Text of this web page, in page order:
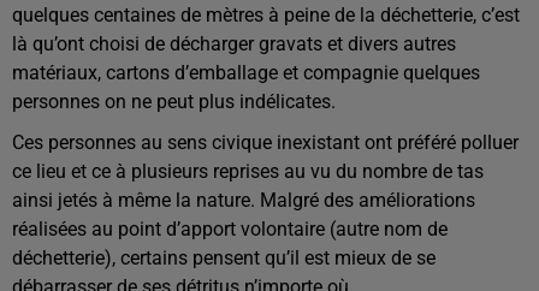
quelques centaines de mètres à peine de la déchetterie, c’est
là qu’ont choisi de décharger gravats et divers autres
matériaux, cartons d’emballage et compagnie quelques
personnes on ne peut plus indélicates.
Ces personnes au sens civique inexistant ont préféré polluer
ce lieu et ce à plusieurs reprises au vu du nombre de tas
ainsi jetés à même la nature. Malgré des améliorations
réalisées au point d’apport volontaire (autre nom de
déchetterie), certains pensent qu’il est mieux de se